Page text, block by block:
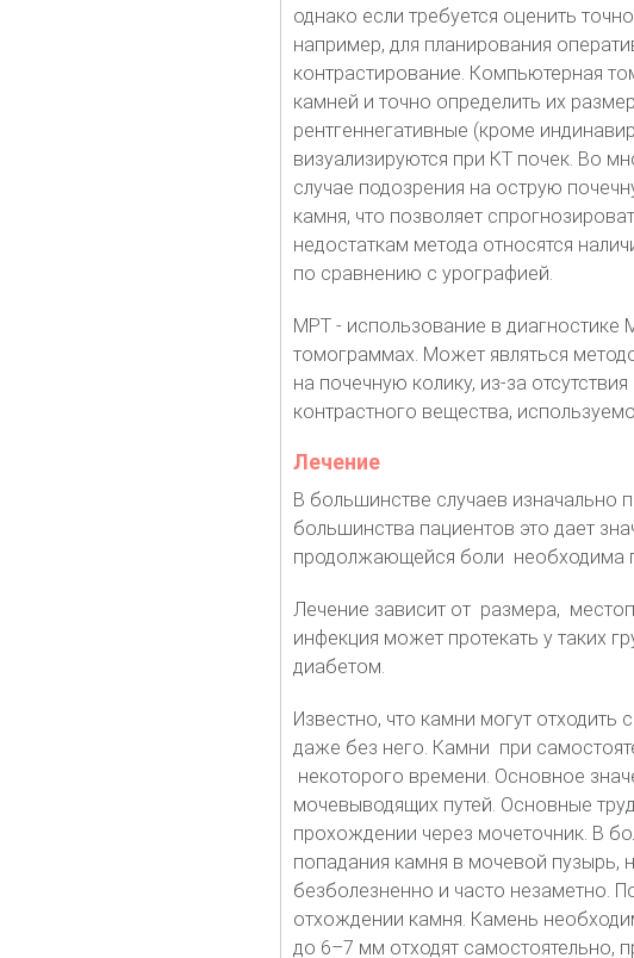
однако если требуется оценить
например, для планирования
контрастирование. Компьютерная
камней и точно определить их
рентгеннегативные (кроме
визуализируются при КТ почек. Во
случае подозрения на острую
камня, что позволяет
недостаткам метода относятся
по сравнению с урографией.
МРТ - использование в диагностике
томограммах. Может являться
на почечную колику, из-за
контрастного вещества,
Лечение
В большинстве случаев изначально
большинства пациентов это дает
продолжающейся боли необходима
Лечение зависит от размера,
инфекция может протекать у таких
диабетом.
Известно, что камни могут отходить
даже без него. Камни при
некоторого времени. Основное
мочевыводящих путей. Основные
прохождении через мочеточник. В
попадания камня в мочевой пузырь,
безболезненно и часто незаметно.
отхождении камня. Камень
до 6–7 мм отходят самостоятельно,